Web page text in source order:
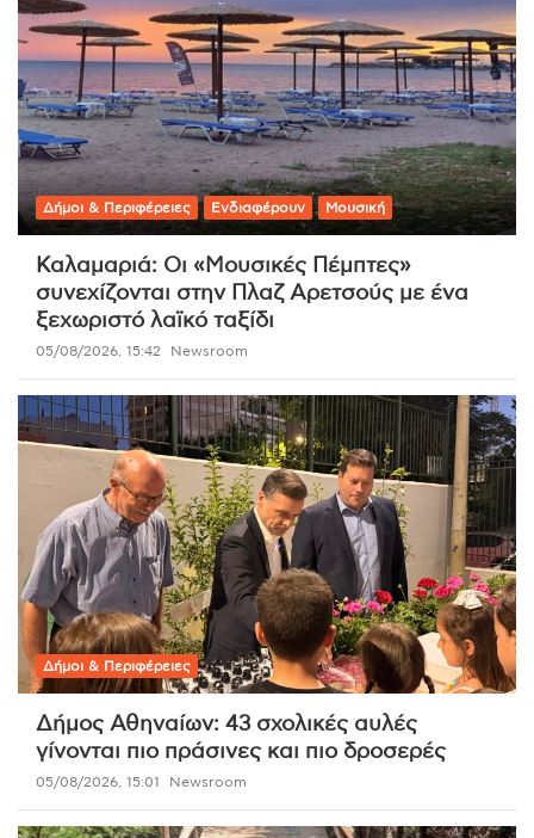
Δήμοι & Περιφέρειες Ενδιαφέρουν Μουσική
Καλαμαριά: Οι «Μουσικές Πέμπτες»
συνεχίζονται στην Πλαζ Αρετσούς με ένα
ξεχωριστό λαϊκό ταξίδι
05/08/2026, 15:42 Newsroom
Δήμοι & Περιφέρειες
Δήμος Αθηναίων: 43 σχολικές αυλές
γίνονται πιο πράσινες και πιο δροσερές
05/08/2026, 15:01 Newsroom